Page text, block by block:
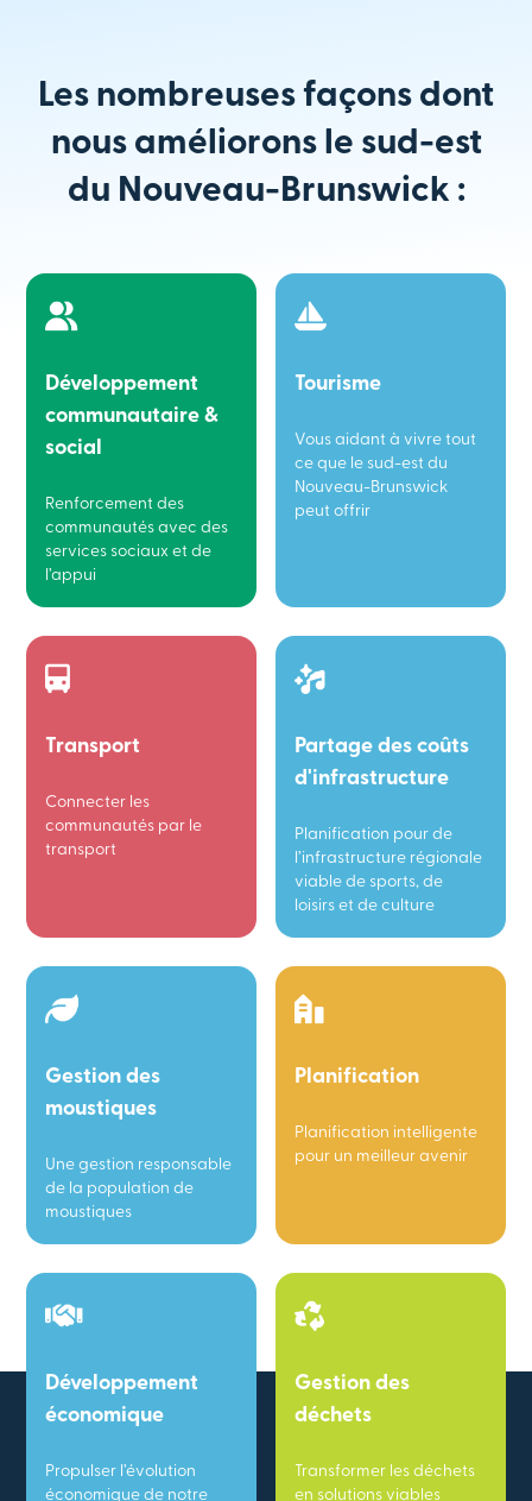
Les nombreuses façons dont
nous améliorons le sud-est
du Nouveau-Brunswick :
Développement
communautaire &
social
Renforcement des
communautés avec des
services sociaux et de
l’appui
Tourisme
Vous aidant à vivre tout
ce que le sud-est du
Nouveau-Brunswick
peut offrir
Transport
Connecter les
communautés par le
transport
Partage des coûts
d'infrastructure
Planification pour de
l’infrastructure régionale
viable de sports, de
loisirs et de culture
Gestion des
moustiques
Une gestion responsable
de la population de
moustiques
Planification
Planification intelligente
pour un meilleur avenir
Développement
économique
Propulser l’évolution
économique de notre
Gestion des
déchets
Transformer les déchets
en solutions viables